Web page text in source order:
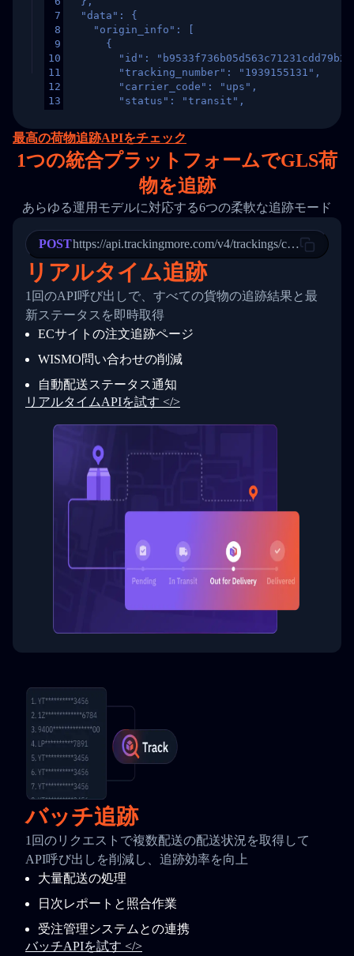
7
8
9
10
11
12
13
15
16
17
18
20
21
22
23
24
25
26
27
28
29
30
31
33
34
  "data": {
    "origin_info": [
      {
"id":
        "tracking_number": "1939155131",
        "carrier_code": "ups",
        "status": "transit",
"destination_country": "United
        "itemTimeLength": 2,
        "weblink": "",
        "phone": null,
        "trackinfo": [
          {
            "Date": "2017-03-08 04: 22: 00",
"StatusDescription": "Departed
"Details": "Departed Facility
          },
          {
            "Date": "2017-03-06 15:28:00",
"StatusDescription": "Shipment
"Details": "BEIJING-
          }
        ]
      }
  }
}
最高の荷物追跡APIをチェック
1つの統合プラットフォームでGLS荷
物を追跡
あらゆる運用モデルに対応する6つの柔軟な追跡モード
POSThttps://api.trackingmore.com/v4/trackings/create
リアルタイム追跡
1回のAPI呼び出しで、すべての貨物の追跡結果と最
新ステータスを即時取得
ECサイトの注文追跡ページ
WISMO問い合わせの削減
自動配送ステータス通知
リアルタイムAPIを試す </>
バッチ追跡
1回のリクエストで複数配送の配送状況を取得して
API呼び出しを削減し、追跡効率を向上
大量配送の処理
日次レポートと照合作業
受注管理システムとの連携
バッチAPIを試す </>